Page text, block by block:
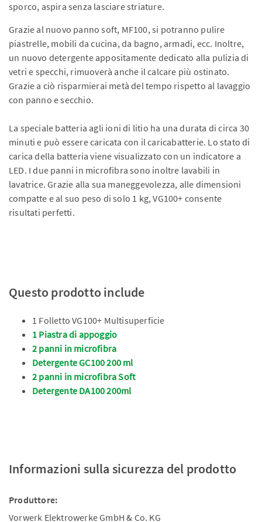
sporco, aspira senza lasciare striature.
Grazie al nuovo panno soft, MF100, si potranno pulire
piastrelle, mobili da cucina, da bagno, armadi, ecc. Inoltre,
un nuovo detergente appositamente dedicato alla pulizia di
vetri e specchi, rimuoverà anche il calcare più ostinato.
Grazie a ciò risparmierai metà del tempo rispetto al lavaggio
con panno e secchio.
La speciale batteria agli ioni di litio ha una durata di circa 30
minuti e può essere caricata con il caricabatterie. Lo stato di
carica della batteria viene visualizzato con un indicatore a
LED. I due panni in microfibra sono inoltre lavabili in
lavatrice. Grazie alla sua maneggevolezza, alle dimensioni
compatte e al suo peso di solo 1 kg, VG100+ consente
risultati perfetti.
Questo prodotto include
1 Folletto VG100+ Multisuperficie
1 Piastra di appoggio
2 panni in microfibra
Detergente GC100 200 ml
2 panni in microfibra Soft
Detergente DA100 200ml
Informazioni sulla sicurezza del prodotto
Produttore:
Vorwerk Elektrowerke GmbH & Co. KG